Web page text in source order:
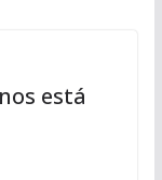
está